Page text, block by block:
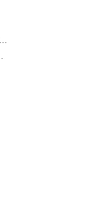
“38+1”！沈阳文旅听劝、宠客，又一景区加入“东北超”优惠名单！
阳现场去看看